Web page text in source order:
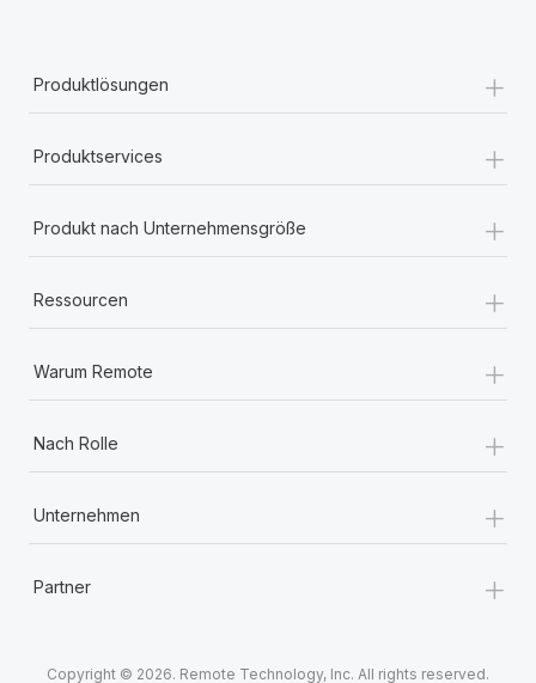
Produktlösungen +
Produktservices +
Produkt nach Unternehmensgröße +
Ressourcen +
Warum Remote +
Nach Rolle +
Unternehmen +
Partner +
Copyright © 2026. Remote Technology, Inc. All rights reserved.